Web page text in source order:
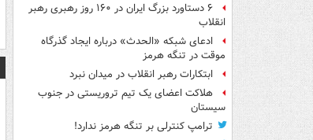
۶ دستاورد بزرگ ایران در ۱۶۰ روز رهبری رهبر
انقلاب
ادعای شبکه «الحدث» درباره ایجاد گذرگاه
موقت در تنگه هرمز
ابتکارات رهبر انقلاب در میدان نبرد
هلاکت اعضای یک تیم تروریستی در جنوب
سیستان
ترامپ کنترلی بر تنگه هرمز ندارد!